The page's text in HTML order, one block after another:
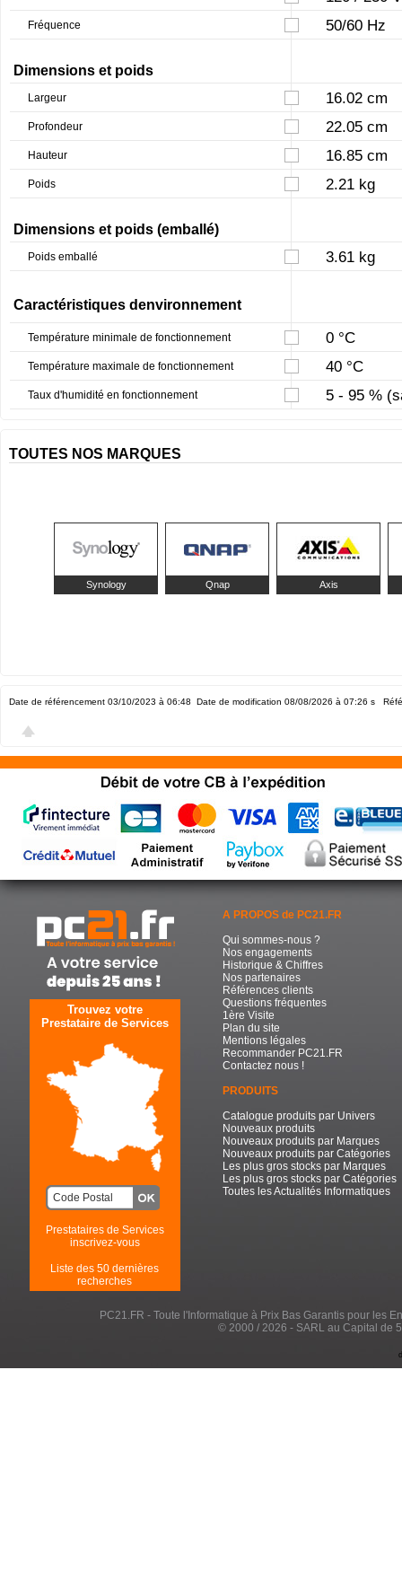
Fréquence 50/60 Hz
Dimensions et poids
Largeur 16.02 cm
Profondeur 22.05 cm
Hauteur 16.85 cm
Poids 2.21 kg
Dimensions et poids (emballé)
Poids emballé 3.61 kg
Caractéristiques denvironnement
Température minimale de fonctionnement 0 °C
Température maximale de fonctionnement 40 °C
Taux d'humidité en fonctionnement 5 - 95 %
TOUTES NOS MARQUES
Synology Qnap Axis
Date de référencement 03/10/2023 à 06:48 Date de modification 08/08/2026 à 07:26 s
Trouvez votre
Prestataire de Services
Prestataires de Services
inscrivez-vous
Liste des 50 dernières
recherches
A PROPOS de PC21.FR
Qui sommes-nous ?
Nos engagements
Historique & Chiffres
Nos partenaires
Références clients
Questions fréquentes
1ère Visite
Plan du site
Mentions légales
Recommander PC21.FR
Contactez nous !
PRODUITS
Catalogue produits par Univers
Nouveaux produits
Nouveaux produits par Marques
Nouveaux produits par Catégories
Les plus gros stocks par Marques
Les plus gros stocks par Catégories
Toutes les Actualités Informatiques
PC21.FR - Toute l'Informatique à Prix Bas Garantis pour les
© 2000 / 2026 - SARL au Capital de